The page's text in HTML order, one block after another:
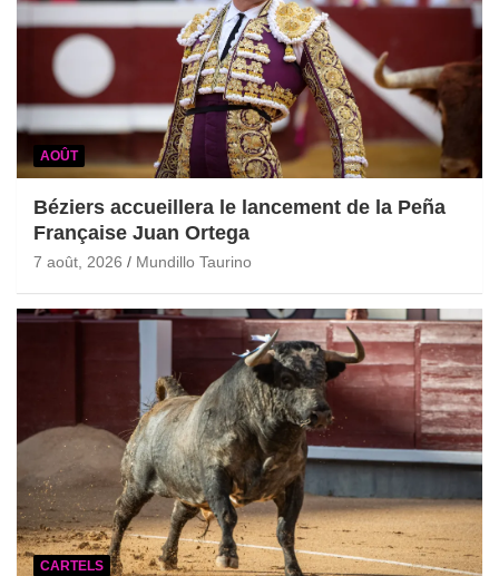
AOÛT
Béziers accueillera le lancement de la Peña
Française Juan Ortega
7 août, 2026 Mundillo Taurino
CARTELS